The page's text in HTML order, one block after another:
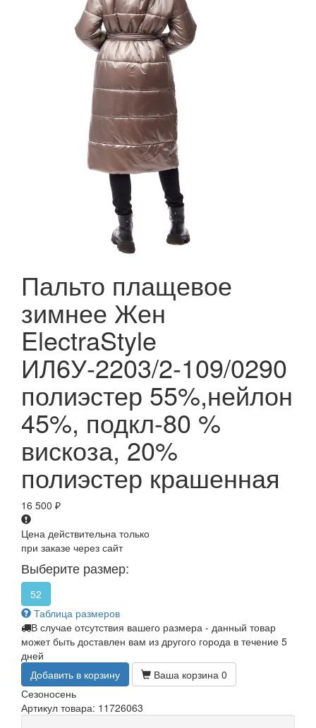
Пальто плащевое
зимнее Жен
ElectraStyle
ИЛ6У-2203/2-109/0290
полиэстер 55%,нейлон
45%, подкл-80 %
вискоза, 20%
полиэстер крашенная
16 500 ₽
Цена действительна только
при заказе через сайт
Выберите размер:
52
Таблица размеров
В случае отсутствия вашего размера - данный товар
может быть доставлен вам из другого города в течение 5
дней
Добавить в корзину
Ваша корзина 0
Сезоносень
Артикул товара: 11726063